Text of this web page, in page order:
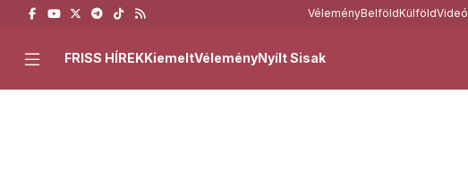
VéleményBelföldKülföldVideó
FRISS HÍREKKiemeltVéleményNyílt Sisak